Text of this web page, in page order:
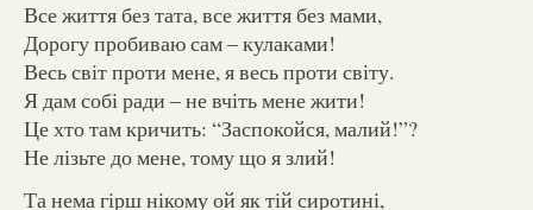
Все життя без тата, все життя без мами,
Дорогу пробиваю сам – кулаками!
Весь світ проти мене, я весь проти світу.
Я дам собі ради – не вчіть мене жити!
Це хто там кричить: “Заспокойся, малий!”?
Не лізьте до мене, тому що я злий!
Та нема гірш нікому ой як тій сиротині,